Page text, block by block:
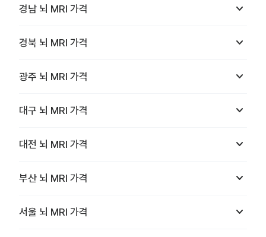
경남 뇌 MRI 가격 keyboard_arrow_down
경북 뇌 MRI 가격 keyboard_arrow_down
광주 뇌 MRI 가격 keyboard_arrow_down
대구 뇌 MRI 가격 keyboard_arrow_down
대전 뇌 MRI 가격 keyboard_arrow_down
부산 뇌 MRI 가격 keyboard_arrow_down
서울 뇌 MRI 가격 keyboard_arrow_down